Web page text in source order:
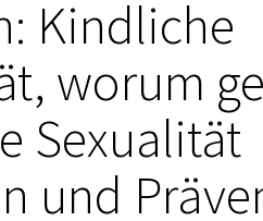
Kindliche
worum
Sexualität
und